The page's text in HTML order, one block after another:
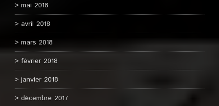
mai 2018
avril 2018
mars 2018
février 2018
janvier 2018
décembre 2017